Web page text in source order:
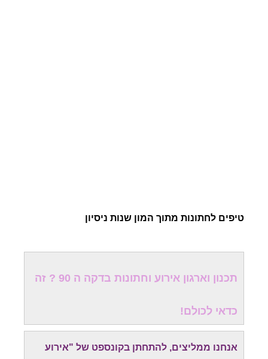
טיפים לחתונות מתוך המון שנות ניסיון
תכנון וארגון אירוע וחתונות בדקה ה 90 ? זה
כדאי לכולם!
אנחנו ממליצים, להתחתן בקונספט של "אירוע